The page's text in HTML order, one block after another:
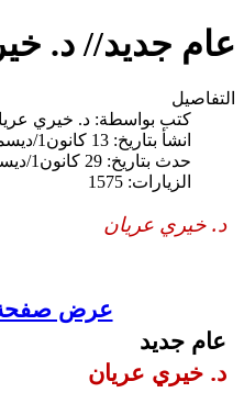
عام جديد// د.
التفاصيل
كتب بواسطة: د. خيري
انشأ بتاريخ: 13 كانون1/ديسمبر 2023
حدث بتاريخ: 29 كانون1/ديسمبر 2023
الزيارات: 1575
د. خيري عريان
عرض صفحة
عام جديد
د. خيري عريان